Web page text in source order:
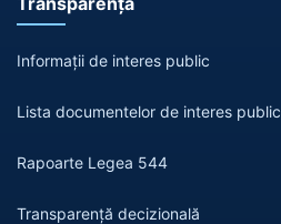
Informații de interes public
Lista documentelor de interes public
Rapoarte Legea 544
Transparență decizională